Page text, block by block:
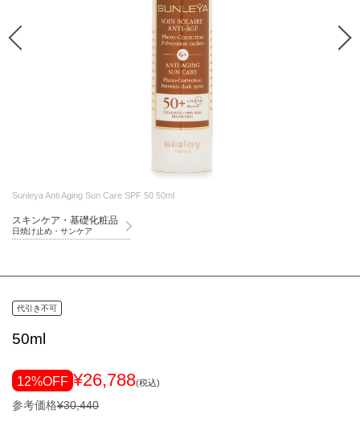
Sunleya Anti Aging Sun Care SPF 50 50ml
スキンケア・基礎化粧品
日焼け止め・サンケア
代引き不可
50ml
12%OFF ¥26,788(税込)
参考価格¥30,440